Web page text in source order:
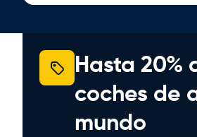
Hasta 20%
coches de
mundo